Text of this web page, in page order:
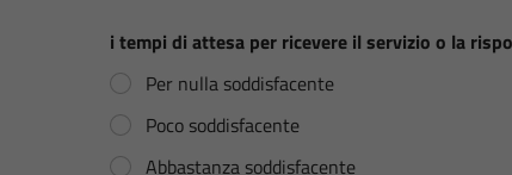
i tempi di attesa per ricevere il servizio o la
Per nulla soddisfacente
Poco soddisfacente
Abbastanza soddisfacente